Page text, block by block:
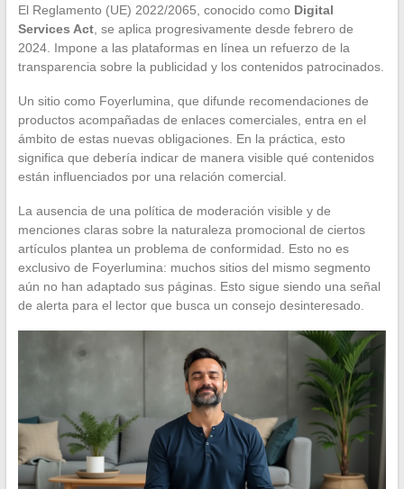
El Reglamento (UE) 2022/2065, conocido como Digital
Services Act, se aplica progresivamente desde febrero de
2024. Impone a las plataformas en línea un refuerzo de la
transparencia sobre la publicidad y los contenidos patrocinados.
Un sitio como Foyerlumina, que difunde recomendaciones de
productos acompañadas de enlaces comerciales, entra en el
ámbito de estas nuevas obligaciones. En la práctica, esto
significa que debería indicar de manera visible qué contenidos
están influenciados por una relación comercial.
La ausencia de una política de moderación visible y de
menciones claras sobre la naturaleza promocional de ciertos
artículos plantea un problema de conformidad. Esto no es
exclusivo de Foyerlumina: muchos sitios del mismo segmento
aún no han adaptado sus páginas. Esto sigue siendo una señal
de alerta para el lector que busca un consejo desinteresado.